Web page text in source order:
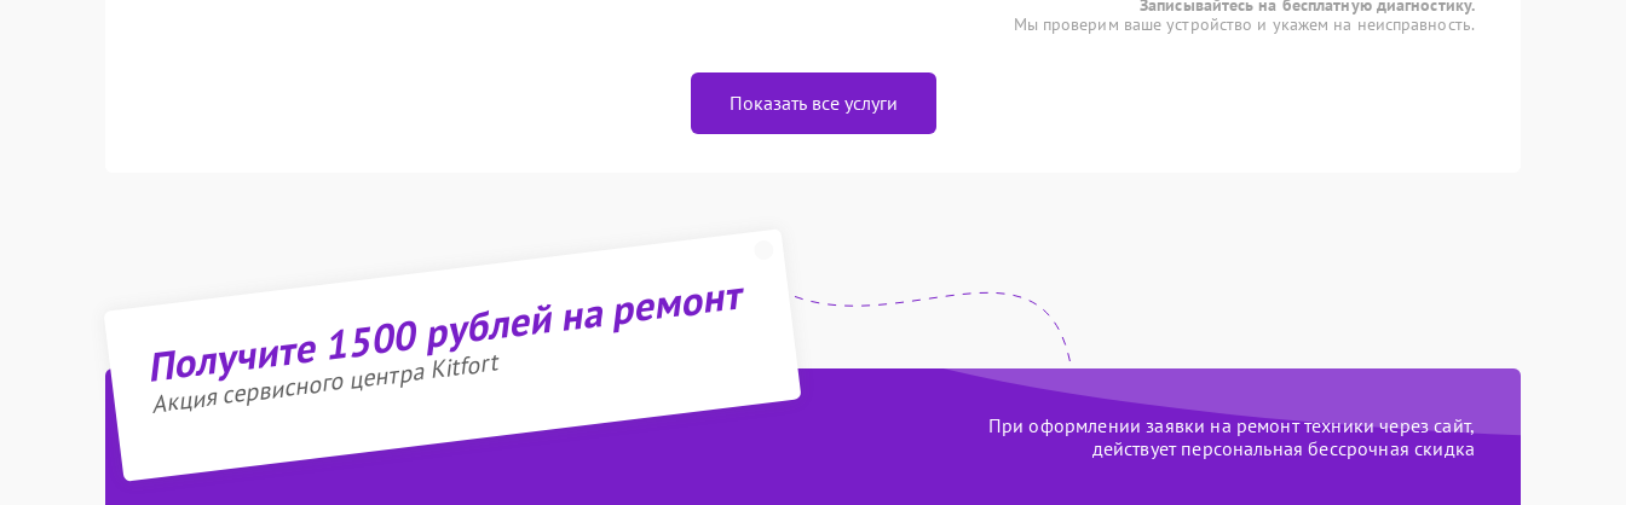
Записывайтесь на бесплатную диагностику.
Мы проверим ваше устройство и укажем на неисправность.
Показать все услуги
Получите 1500 рублей на ремонт
Акция сервисного центра Kitfort
При оформлении заявки на ремонт техники через сайт,
действует персональная бессрочная скидка